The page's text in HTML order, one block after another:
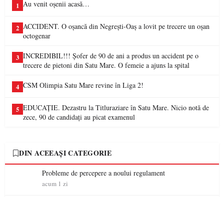
1 Au venit oșenii acasă…
2 ACCIDENT. O oșancă din Negrești-Oaș a lovit pe trecere un oșan
octogenar
3 INCREDIBIL!!! Șofer de 90 de ani a produs un accident pe o
trecere de pietoni din Satu Mare. O femeie a ajuns la spital
4 CSM Olimpia Satu Mare revine în Liga 2!
5 EDUCAȚIE. Dezastru la Titluraziare în Satu Mare. Nicio notă de
zece, 90 de candidați au picat examenul
DIN ACEEAȘI CATEGORIE
Probleme de percepere a noului regulament
acum 1 zi